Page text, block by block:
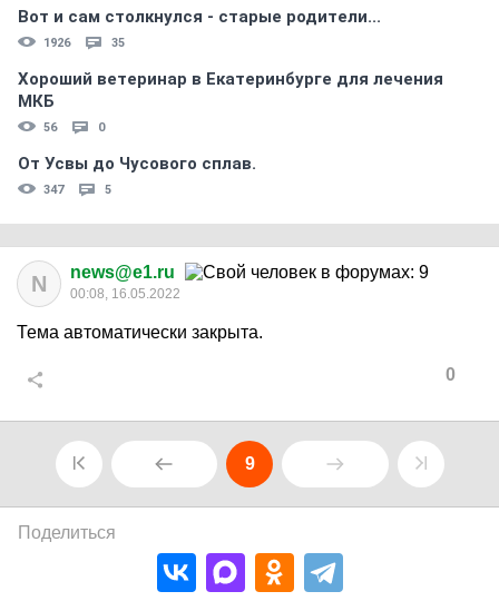
Вот и сам столкнулся - старые родители...
1926 35
Хороший ветеринар в Екатеринбурге для лечения
МКБ
56 0
От Усвы до Чусового сплав.
347 5
N news@e1.ru
00:08, 16.05.2022
Тема автоматически закрыта.
0
9
Поделиться